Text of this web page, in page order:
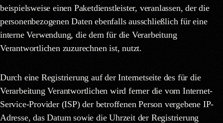
beispielsweise einen Paketdienstleister, veranlassen, der die
personenbezogenen Daten ebenfalls ausschließlich für eine
interne Verwendung, die dem für die Verarbeitung
Verantwortlichen zuzurechnen ist, nutzt.
Durch eine Registrierung auf der Internetseite des für die
Verarbeitung Verantwortlichen wird ferner die vom Internet-
Service-Provider (ISP) der betroffenen Person vergebene IP-
Adresse, das Datum sowie die Uhrzeit der Registrierung